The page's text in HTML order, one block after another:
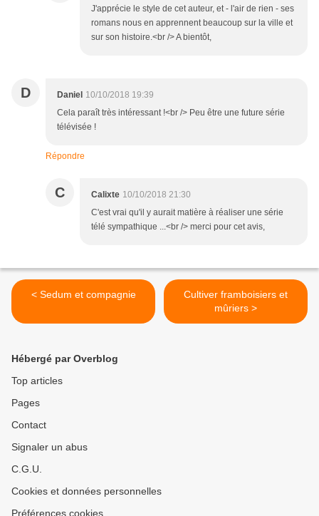
J'apprécie le style de cet auteur, et - l'air de rien - ses
romans nous en apprennent beaucoup sur la ville et
sur son histoire.<br /> A bientôt,
D Daniel 10/10/2018 19:39
Cela paraît très intéressant !<br /> Peu être une future série
télévisée !
Répondre
C Calixte 10/10/2018 21:30
C'est vrai qu'il y aurait matière à réaliser une série
télé sympathique ...<br /> merci pour cet avis,
< Sedum et compagnie
Cultiver framboisiers et
mûriers >
Hébergé par Overblog
Top articles
Pages
Contact
Signaler un abus
C.G.U.
Cookies et données personnelles
Préférences cookies